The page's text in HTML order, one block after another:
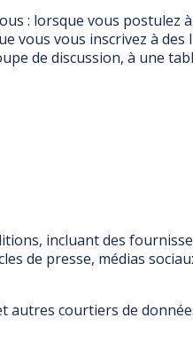
: lorsque vous postulez
vous vous inscrivez à des
de discussion, à une
incluant des
de presse, médias
courtiers de